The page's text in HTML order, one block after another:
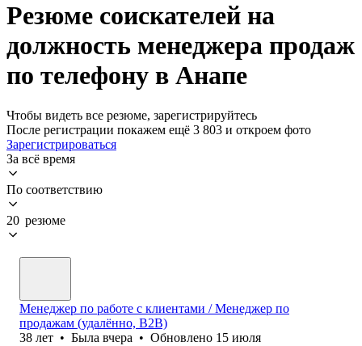
Резюме соискателей на
должность менеджера продаж
по телефону в Анапе
Чтобы видеть все резюме, зарегистрируйтесь
После регистрации покажем ещё 3 803 и откроем фото
Зарегистрироваться
За всё время
По соответствию
20 резюме
Менеджер по работе с клиентами / Менеджер по
продажам (удалённо, B2B)
38 лет • Была вчера • Обновлено 15 июля